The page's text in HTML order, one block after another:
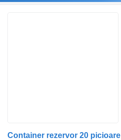
Container rezervor 20 picioare